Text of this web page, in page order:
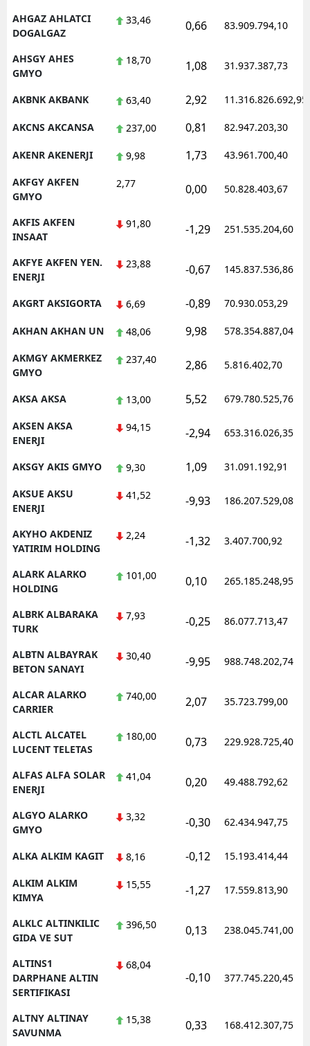
Kırşehir
Kütahya
Kahramanmaraş
Nevşehir
Niğde
Ordu
Sinop
Sivas
Trabzon
Uşak
Zonguldak
Aksaray
Batman
AHGAZ AHLATCI
DOGALGAZ
33,46 0,66 83.909.794,10
AHSGY AHES
GMYO
18,70 1,08 31.937.387,73
AKBNK AKBANK 63,40 2,92 11.316.826.692,95
AKCNS AKCANSA 237,00 0,81 82.947.203,30
AKENR AKENERJI 9,98 1,73 43.961.700,40
AKFGY AKFEN
GMYO
2,77 0,00 50.828.403,67
AKFIS AKFEN
INSAAT
91,80 -1,29 251.535.204,60
AKFYE AKFEN YEN.
ENERJI
23,88 -0,67 145.837.536,86
AKGRT AKSIGORTA 6,69 -0,89 70.930.053,29
AKHAN AKHAN UN 48,06 9,98 578.354.887,04
AKMGY AKMERKEZ
GMYO
237,40 2,86 5.816.402,70
AKSA AKSA 13,00 5,52 679.780.525,76
AKSEN AKSA
ENERJI
94,15 -2,94 653.316.026,35
AKSGY AKIS GMYO 9,30 1,09 31.091.192,91
AKSUE AKSU
ENERJI
41,52 -9,93 186.207.529,08
AKYHO AKDENIZ
YATIRIM HOLDING
2,24 -1,32 3.407.700,92
ALARK ALARKO
HOLDING
101,00 0,10 265.185.248,95
ALBRK ALBARAKA
TURK
7,93 -0,25 86.077.713,47
ALBTN ALBAYRAK
BETON SANAYI
30,40 -9,95 988.748.202,74
ALCAR ALARKO
CARRIER
740,00 2,07 35.723.799,00
ALCTL ALCATEL
LUCENT TELETAS
180,00 0,73 229.928.725,40
ALFAS ALFA SOLAR
ENERJI
41,04 0,20 49.488.792,62
ALGYO ALARKO
GMYO
3,32 -0,30 62.434.947,75
ALKA ALKIM KAGIT 8,16 -0,12 15.193.414,44
ALKIM ALKIM
KIMYA
15,55 -1,27 17.559.813,90
ALKLC ALTINKILIC
GIDA VE SUT
396,50 0,13 238.045.741,00
ALTINS1
DARPHANE ALTIN
SERTIFIKASI
68,04
-0,10 377.745.220,45
ALTNY ALTINAY
SAVUNMA
15,38 0,33 168.412.307,75